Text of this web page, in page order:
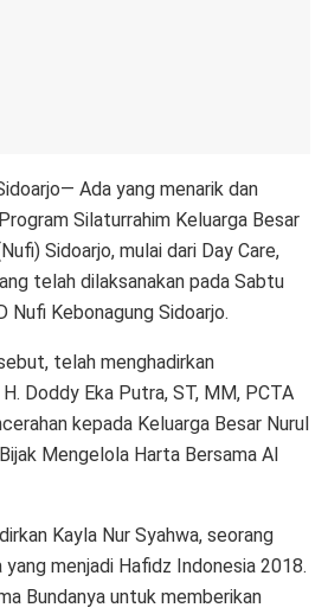
Ada yang menarik dan
Silaturrahim Keluarga Besar
Sidoarjo, mulai dari Day Care,
telah dilaksanakan pada Sabtu
Kebonagung Sidoarjo.
telah menghadirkan
Doddy Eka Putra, ST, MM, PCTA
kepada Keluarga Besar Nurul
Mengelola Harta Bersama Al
Kayla Nur Syahwa, seorang
menjadi Hafidz Indonesia 2018.
Bundanya untuk memberikan